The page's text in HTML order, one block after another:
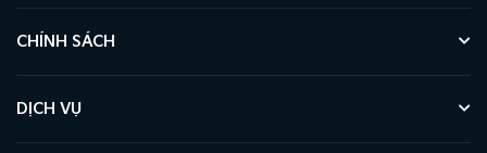
CHÍNH SÁCH
DỊCH VỤ